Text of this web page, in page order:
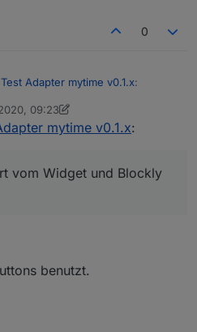
0
Test Adapter mytime v0.1.x:
String über eine kleine
09:23
mytime v0.1.x:
vom Widget und Blockly
benutzt.